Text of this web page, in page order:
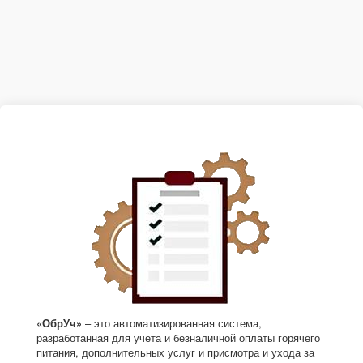
«ОбрУч» – это автоматизированная система,
разработанная для учета и безналичной оплаты горячего
питания, дополнительных услуг и присмотра и ухода за